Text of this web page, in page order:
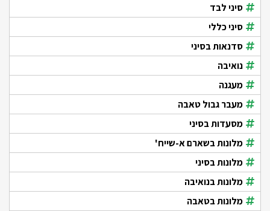
סיני לבד
סיני כללי
סדנאות בסיני
נואיבה
מעגנה
מעבר גבול טאבה
מסעדות בסיני
מלונות בשארם א-שייח'
מלונות בסיני
מלונות בנואיבה
מלונות בטאבה